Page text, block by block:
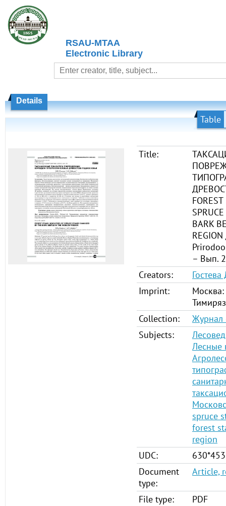
RSAU-MTAA
Electronic Library
Details
Table
Title:
BARK
– Вып. 2
Creators:
Imprint:
Collection:
Журнал
Subjects:
Лесные
spruce
forest
region
UDC:
630*453
Document
type:
Article,
File type:
PDF